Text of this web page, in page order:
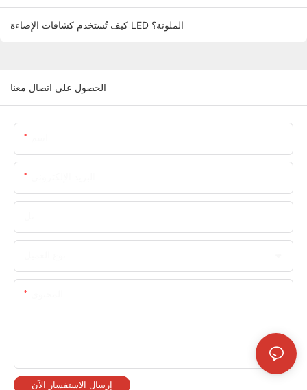
كيف تُستخدم كشافات الإضاءة LED الملونة؟
الحصول على اتصال معنا
إرسال الاستفسار الآن